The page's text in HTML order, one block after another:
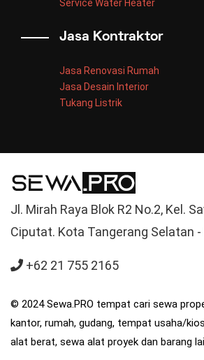
Service Water Heater
Jasa Kontraktor
Jasa Renovasi Rumah
Jasa Desain Interior
Tukang Listrik
Jl. Mirah Raya Blok R2 No.2, Kel.
Ciputat. Kota Tangerang Selatan -
+62 21 755 2165
© 2024 Sewa.PRO tempat cari sewa
kantor, rumah, gudang, tempat usaha/
alat berat, sewa alat proyek dan barang